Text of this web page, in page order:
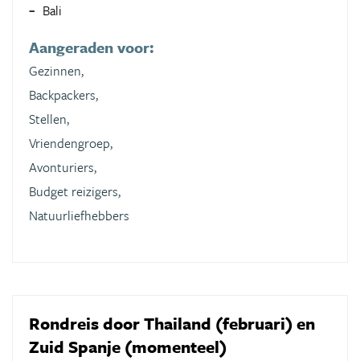
Bali
Aangeraden voor:
Gezinnen,
Backpackers,
Stellen,
Vriendengroep,
Avonturiers,
Budget reizigers,
Natuurliefhebbers
Rondreis door Thailand (februari) en
Zuid Spanje (momenteel)